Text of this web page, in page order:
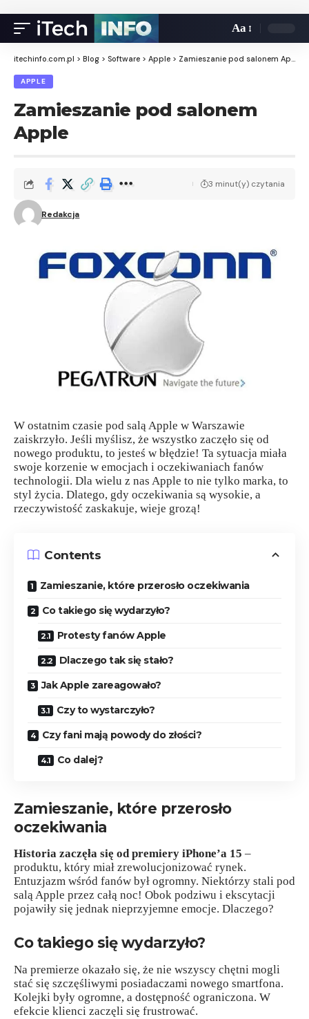
Aa
itechinfo.com.pl > Blog > Software > Apple > Zamieszanie pod salonem Apple
APPLE
Zamieszanie pod salonem
Apple
Redakcja
3 minut(y) czytania
W ostatnim czasie pod salą Apple w Warszawie
zaiskrzyło. Jeśli myślisz, że wszystko zaczęło się od
nowego produktu, to jesteś w błędzie! Ta sytuacja miała
swoje korzenie w emocjach i oczekiwaniach fanów
technologii. Dla wielu z nas Apple to nie tylko marka, to
styl życia. Dlatego, gdy oczekiwania są wysokie, a
rzeczywistość zaskakuje, wieje grozą!
Contents
Zamieszanie, które przerosło oczekiwania
Co takiego się wydarzyło?
Protesty fanów Apple
Dlaczego tak się stało?
Jak Apple zareagowało?
Czy to wystarczyło?
Czy fani mają powody do złości?
Co dalej?
Zamieszanie, które przerosło
oczekiwania
Historia zaczęła się od premiery iPhone’a 15 –
produktu, który miał zrewolucjonizować rynek.
Entuzjazm wśród fanów był ogromny. Niektórzy stali pod
salą Apple przez całą noc! Obok podziwu i ekscytacji
pojawiły się jednak nieprzyjemne emocje. Dlaczego?
Co takiego się wydarzyło?
Na premierze okazało się, że nie wszyscy chętni mogli
stać się szczęśliwymi posiadaczami nowego smartfona.
Kolejki były ogromne, a dostępność ograniczona. W
efekcie klienci zaczęli się frustrować.